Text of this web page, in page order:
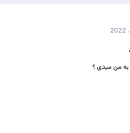
من میدی ؟